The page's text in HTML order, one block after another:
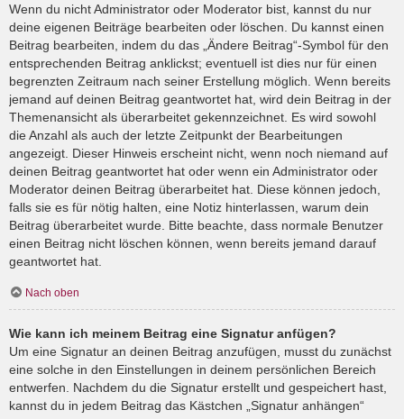
Wenn du nicht Administrator oder Moderator bist, kannst du nur
deine eigenen Beiträge bearbeiten oder löschen. Du kannst einen
Beitrag bearbeiten, indem du das „Ändere Beitrag“-Symbol für den
entsprechenden Beitrag anklickst; eventuell ist dies nur für einen
begrenzten Zeitraum nach seiner Erstellung möglich. Wenn bereits
jemand auf deinen Beitrag geantwortet hat, wird dein Beitrag in der
Themenansicht als überarbeitet gekennzeichnet. Es wird sowohl
die Anzahl als auch der letzte Zeitpunkt der Bearbeitungen
angezeigt. Dieser Hinweis erscheint nicht, wenn noch niemand auf
deinen Beitrag geantwortet hat oder wenn ein Administrator oder
Moderator deinen Beitrag überarbeitet hat. Diese können jedoch,
falls sie es für nötig halten, eine Notiz hinterlassen, warum dein
Beitrag überarbeitet wurde. Bitte beachte, dass normale Benutzer
einen Beitrag nicht löschen können, wenn bereits jemand darauf
geantwortet hat.
Nach oben
Wie kann ich meinem Beitrag eine Signatur anfügen?
Um eine Signatur an deinen Beitrag anzufügen, musst du zunächst
eine solche in den Einstellungen in deinem persönlichen Bereich
entwerfen. Nachdem du die Signatur erstellt und gespeichert hast,
kannst du in jedem Beitrag das Kästchen „Signatur anhängen“